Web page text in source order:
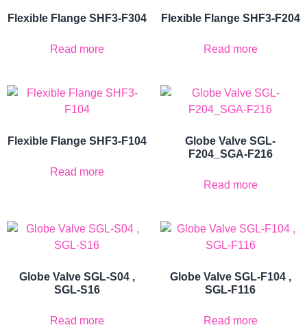
Flexible Flange SHF3-F304
Read more
Flexible Flange SHF3-F204
Read more
Flexible Flange SHF3-F104
Read more
Globe Valve SGL-
F204_SGA-F216
Read more
Globe Valve SGL-S04 ,
SGL-S16
Read more
Globe Valve SGL-F104 ,
SGL-F116
Read more